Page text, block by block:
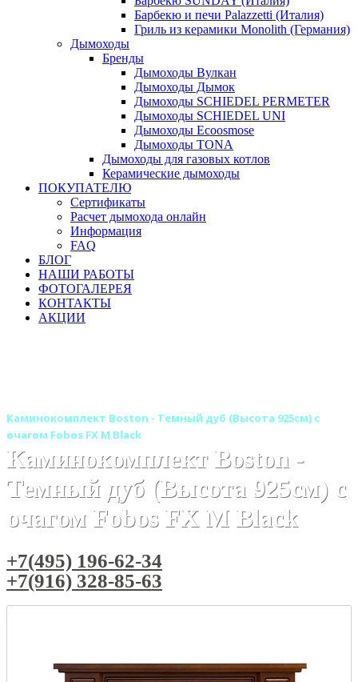
Барбекю и печи Palazzetti (Италия)
Гриль из керамики Monolith (Германия)
Дымоходы
Бренды
Дымоходы Вулкан
Дымоходы Дымок
Дымоходы SCHIEDEL PERMETER
Дымоходы SCHIEDEL UNI
Дымоходы Ecoosmose
Дымоходы TONA
Дымоходы для газовых котлов
Керамические дымоходы
ПОКУПАТЕЛЮ
Сертификаты
Расчет дымохода онлайн
Информация
FAQ
БЛОГ
НАШИ РАБОТЫ
ФОТОГАЛЕРЕЯ
КОНТАКТЫ
АКЦИИ
Каминокомплект Boston - Темный дуб (Высота 925см) с
очагом Fobos FX M Black
Каминокомплект Boston -
Темный дуб (Высота 925см) с
очагом Fobos FX M Black
+7(495) 196-62-34
+7(916) 328-85-63